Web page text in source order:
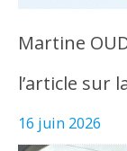
Martine
l’article sur
16 juin 2026